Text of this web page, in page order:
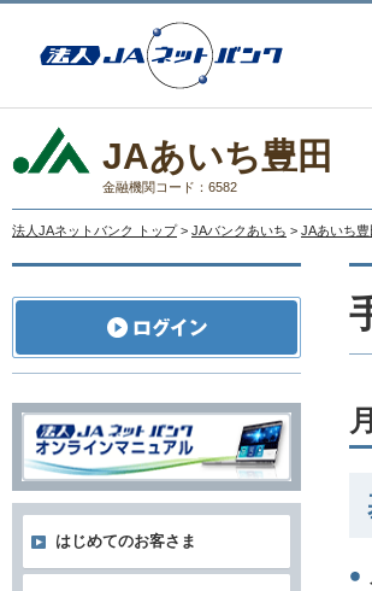
JAあいち豊田
金融機関コード：6582
法人JAネットバンク トップ > JAバンクあいち > JAあいち豊
はじめてのお客さま